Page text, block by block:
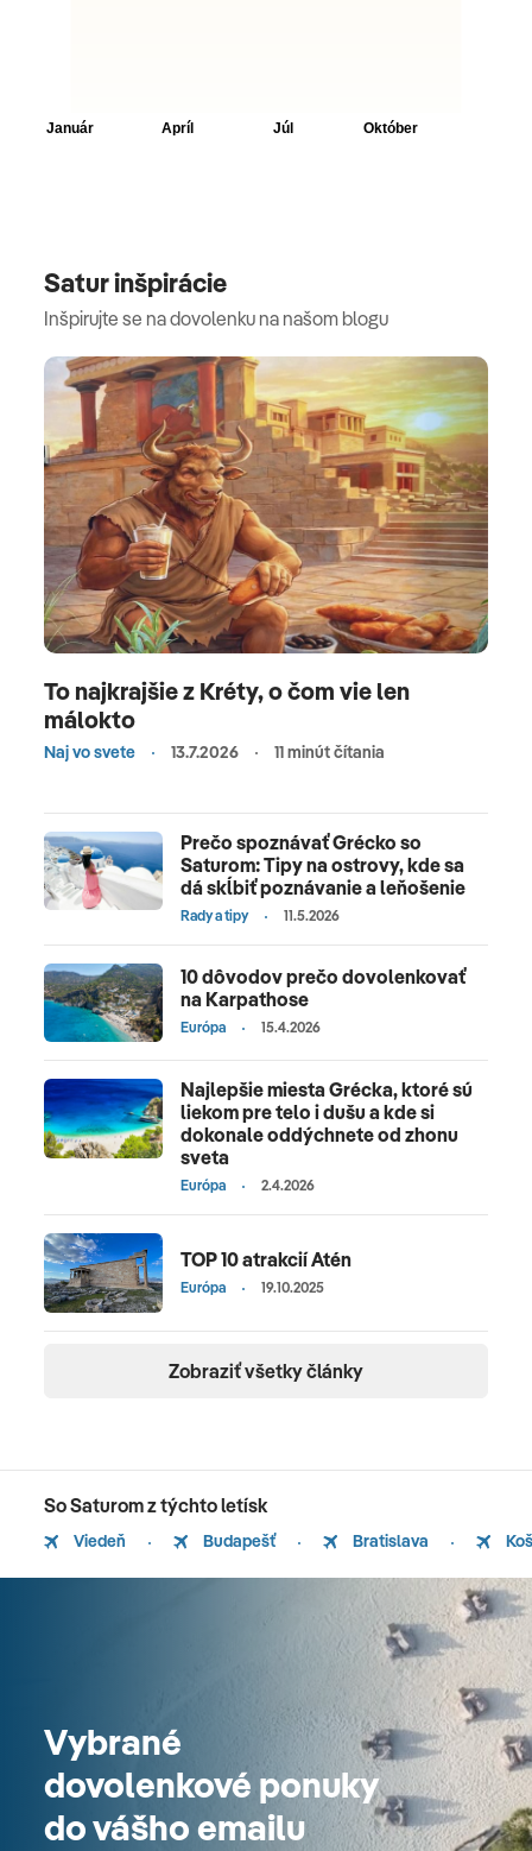
Satur inšpirácie
Inšpirujte se na dovolenku na našom blogu
To najkrajšie z Kréty, o čom vie len
málokto
Naj vo svete 13.7.2026 11 minút čítania
Prečo spoznávať Grécko so
Saturom: Tipy na ostrovy, kde sa
dá skĺbiť poznávanie a leňošenie
Rady a tipy 11.5.2026
10 dôvodov prečo dovolenkovať
na Karpathose
Európa 15.4.2026
Najlepšie miesta Grécka, ktoré sú
liekom pre telo i dušu a kde si
dokonale oddýchnete od zhonu
sveta
Európa 2.4.2026
TOP 10 atrakcií Atén
Európa 19.10.2025
Zobraziť všetky články
So Saturom z týchto letísk
Viedeň Budapešť Bratislava
Vybrané
dovolenkové ponuky
do vášho emailu